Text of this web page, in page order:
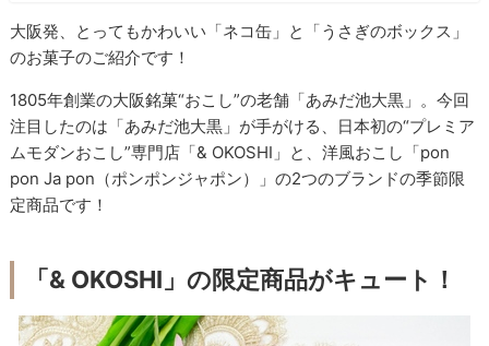
大阪発、とってもかわいい「ネコ缶」と「うさぎのボックス」
のお菓子のご紹介です！
1805年創業の大阪銘菓“おこし”の老舗「あみだ池大黒」。今回
注目したのは「あみだ池大黒」が手がける、日本初の“プレミア
ムモダンおこし”専門店「& OKOSHI」と、洋風おこし「pon
pon Ja pon（ポンポンジャポン）」の2つのブランドの季節限
定商品です！
「& OKOSHI」の限定商品がキュート！